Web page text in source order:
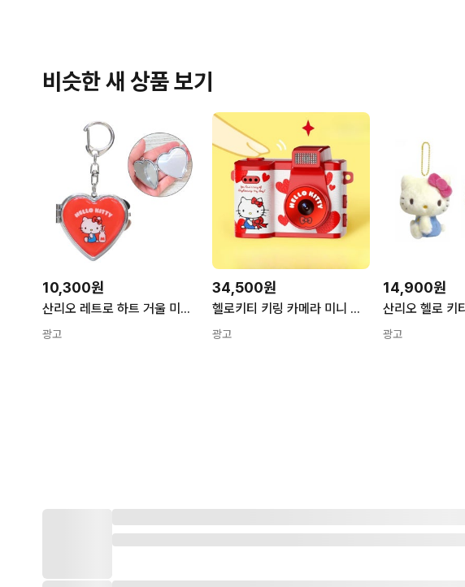
비슷한 새 상품 보기
10,300원
산리오 레트로 하트 거울 미러 키홀더 키링 헬로키티 307072
광고
34,500원
헬로키티 키링 카메라 미니 디지털 레트로 고화질 카메라키링 랜덤박스
광고
14,900원
광고